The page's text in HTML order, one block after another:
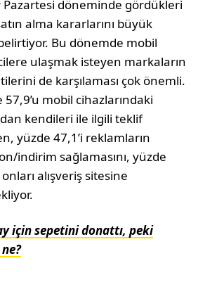
Pazartesi döneminde gördükleri
alma kararlarını büyük
Bu dönemde mobil
ulaşmak isteyen markaların
de karşılaması çok önemli.
57,9’u mobil cihazlarındaki
kendileri ile ilgili teklif
yüzde 47,1’i reklamların
indirim sağlamasını, yüzde
alışveriş sitesine
için sepetini donattı, peki